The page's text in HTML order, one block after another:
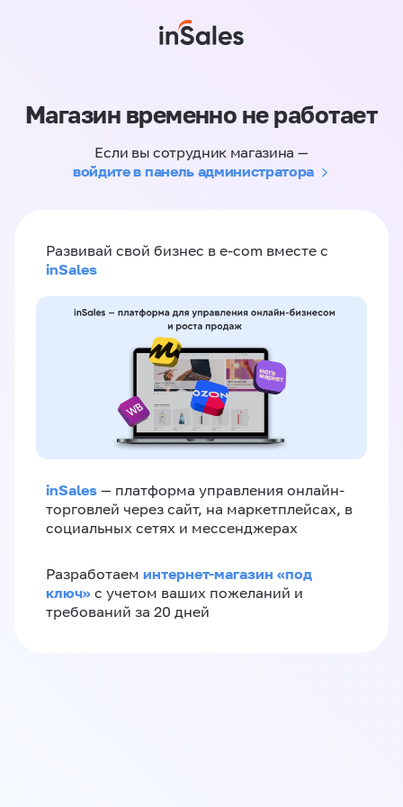
Магазин временно не работает
Если вы сотрудник магазина —
войдите в панель администратора
Развивай свой бизнес в e-com вместе с
inSales
inSales — платформа управления онлайн-
торговлей через сайт, на маркетплейсах, в
социальных сетях и мессенджерах
Разработаем интернет-магазин «‎под
ключ»‎ с учетом ваших пожеланий и
требований за 20 дней